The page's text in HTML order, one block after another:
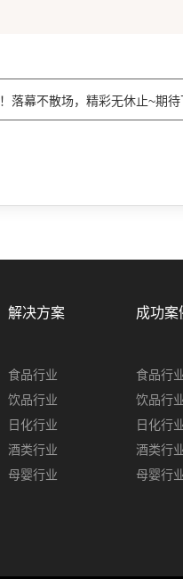
落幕不散场，精彩无休止~期
解决方案
食品行业
饮品行业
日化行业
酒类行业
母婴行业
成功案
食品行
饮品行
日化行
酒类行
母婴行